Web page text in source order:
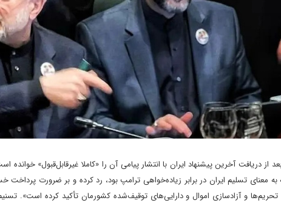
از دریافت آخرین پیشنهاد ایران با انتشار پیامی آن را «کاملا غیرقابل‌قبول»
به معنای تسلیم ایران در برابر زیاده‌خواهی ترامپ بود، رد کرده و بر ضرورت
تحریم‌ها و آزادسازی اموال و دارایی‌های توقیف‌شده کشورمان تأکید کرده است».